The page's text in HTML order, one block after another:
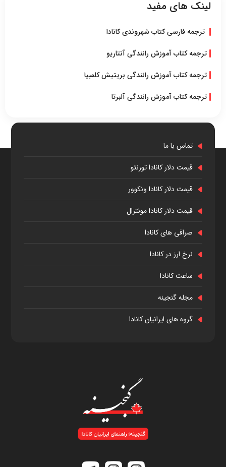
لینک های مفید
ترجمه فارسی کتاب شهروندی کانادا
ترجمه کتاب آموزش رانندگی آنتاریو
ترجمه کتاب آموزش رانندگی بریتیش کلمبیا
ترجمه کتاب آموزش رانندگی آلبرتا
تماس با ما
قیمت دلار کانادا تورنتو
قیمت دلار کانادا ونکوور
قیمت دلار کانادا مونترال
صرافی های کانادا
نرخ ارز در کانادا
ساعت کانادا
مجله گنجینه
گروه های ایرانیان کانادا